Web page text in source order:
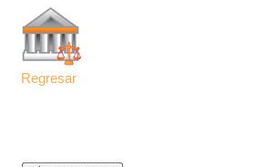
Regresar